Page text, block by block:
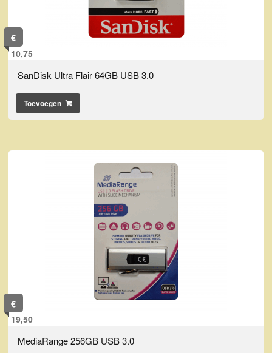
€
10,75
SanDisk Ultra Flair 64GB USB 3.0
Toevoegen
€
19,50
MediaRange 256GB USB 3.0